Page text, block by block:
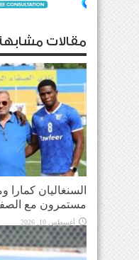
مقالات
السنغاليان كمارا
مستمرون مع
أغسطس 10, 2026